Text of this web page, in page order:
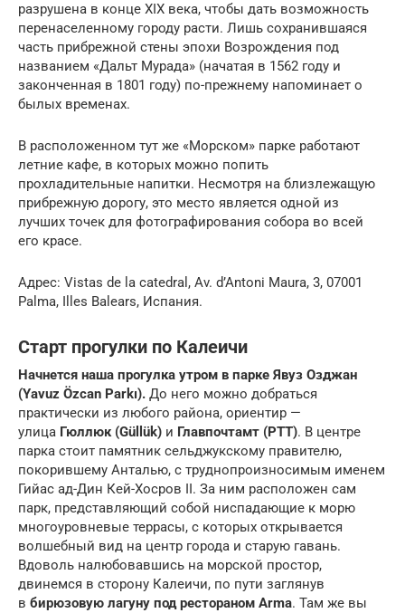
разрушена в конце XIX века, чтобы дать возможность
перенаселенному городу расти. Лишь сохранившаяся
часть прибрежной стены эпохи Возрождения под
названием «Дальт Мурада» (начатая в 1562 году и
законченная в 1801 году) по-прежнему напоминает о
былых временах.
В расположенном тут же «Морском» парке работают
летние кафе, в которых можно попить
прохладительные напитки. Несмотря на близлежащую
прибрежную дорогу, это место является одной из
лучших точек для фотографирования собора во всей
его красе.
Адрес: Vistas de la catedral, Av. d’Antoni Maura, 3, 07001
Palma, Illes Balears, Испания.
Старт прогулки по Калеичи
Начнется наша прогулка утром в парке Явуз Озджан
(Yavuz Özcan Parkı). До него можно добраться
практически из любого района, ориентир —
улица Гюллюк (Güllük) и Главпочтамт (PTT). В центре
парка стоит памятник сельджукскому правителю,
покорившему Анталью, с труднопроизносимым именем
Гийас ад-Дин Кей-Хосров II. За ним расположен сам
парк, представляющий собой ниспадающие к морю
многоуровневые террасы, с которых открывается
волшебный вид на центр города и старую гавань.
Вдоволь налюбовавшись на морской простор,
двинемся в сторону Калеичи, по пути заглянув
в бирюзовую лагуну под рестораном Arma. Там же вы